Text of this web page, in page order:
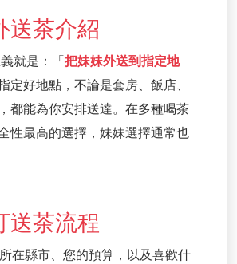
送茶介紹
就是：「把妹妹外送到指定地
定好地點，不論是套房、飯店、
都能為你安排送達。在多種喝茶
性最高的選擇，妹妹選擇通常也
送茶流程
在縣市、您的預算，以及喜歡什